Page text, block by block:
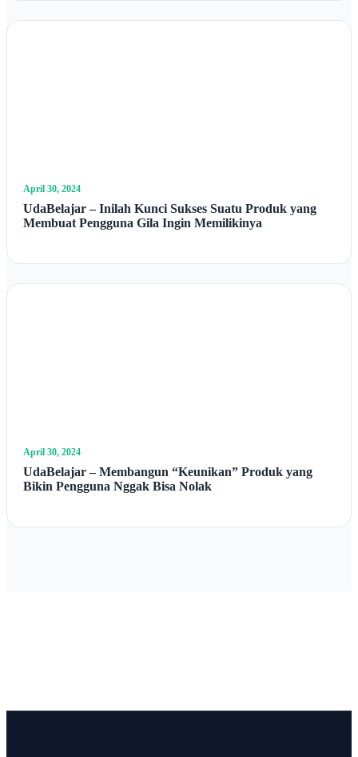
April 30, 2024
UdaBelajar – Inilah Kunci Sukses Suatu Produk yang
Membuat Pengguna Gila Ingin Memilikinya
April 30, 2024
UdaBelajar – Membangun “Keunikan” Produk yang
Bikin Pengguna Nggak Bisa Nolak